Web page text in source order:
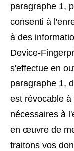
paragraphe 1,
consenti à
à des
Device-
s'effectue en
paragraphe 1,
est révocable
nécessaires à
en œuvre de
traitons vos